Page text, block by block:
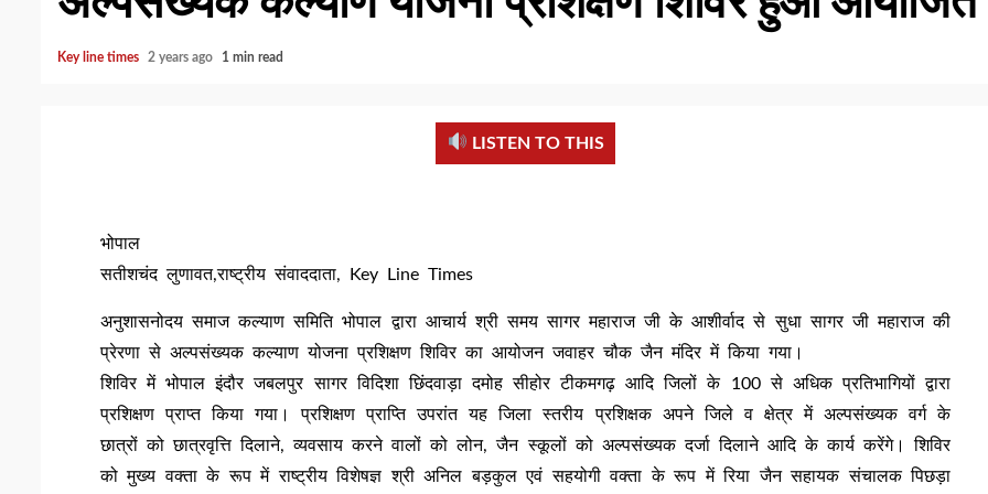
Key line times 2 years ago 1 min read
LISTEN TO THIS
भोपाल
सतीशचंद लुणावत,राष्ट्रीय संवाददाता, Key Line Times
अनुशासनोदय समाज कल्याण समिति भोपाल द्वारा आचार्य श्री समय सागर महाराज जी के आशीर्वाद से सुधा सागर जी महाराज की
प्रेरणा से अल्पसंख्यक कल्याण योजना प्रशिक्षण शिविर का आयोजन जवाहर चौक जैन मंदिर में किया गया।
शिविर में भोपाल इंदौर जबलपुर सागर विदिशा छिंदवाड़ा दमोह सीहोर टीकमगढ़ आदि जिलों के 100 से अधिक प्रतिभागियों द्वारा
प्रशिक्षण प्राप्त किया गया। प्रशिक्षण प्राप्ति उपरांत यह जिला स्तरीय प्रशिक्षक अपने जिले व क्षेत्र में अल्पसंख्यक वर्ग के
छात्रों को छात्रवृत्ति दिलाने, व्यवसाय करने वालों को लोन, जैन स्कूलों को अल्पसंख्यक दर्जा दिलाने आदि के कार्य करेंगे। शिविर
को मुख्य वक्ता के रूप में राष्ट्रीय विशेषज्ञ श्री अनिल बड़कुल एवं सहयोगी वक्ता के रूप में रिया जैन सहायक संचालक पिछड़ा